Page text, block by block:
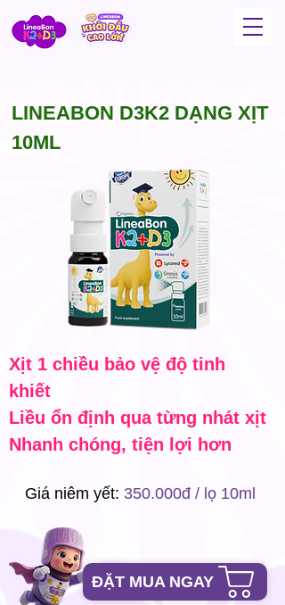
LINEABON D3K2 DẠNG XỊT
10ML
Xịt 1 chiều bảo vệ độ tinh
khiết
Liều ổn định qua từng nhát xịt
Nhanh chóng, tiện lợi hơn
Giá niêm yết: 350.000đ / lọ 10ml
ĐẶT MUA NGAY